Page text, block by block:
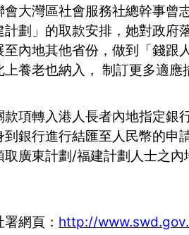
大灣區社會服務社總幹事曾
劃」的取款安排，她對政府
內地其他省份，做到「錢跟
養老也納入， 制訂更多適應
項轉入港人長者內地指定銀
銀行進行結匯至人民幣的申
廣東計劃/福建計劃人士之
網頁： http://